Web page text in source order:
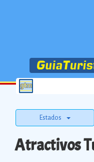
Estados
Atractivos